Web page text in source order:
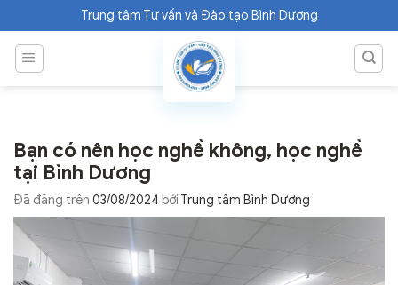
đến
dung
Trung tâm Tư vấn và Đào tạo Bình Dương
Bạn có nên học nghề không, học nghề
tại Bình Dương
Đã đăng trên 03/08/2024 bởi Trung tâm Bình Dương